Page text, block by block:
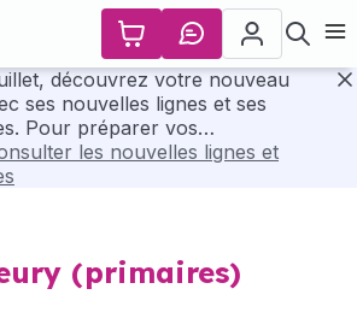
découvrez votre nouveau
ses nouvelles lignes et ses
l’ensemble des horaires et
réseau en cliquant ci-dessous..
les nouvelles lignes et
(primaires)
des cookies